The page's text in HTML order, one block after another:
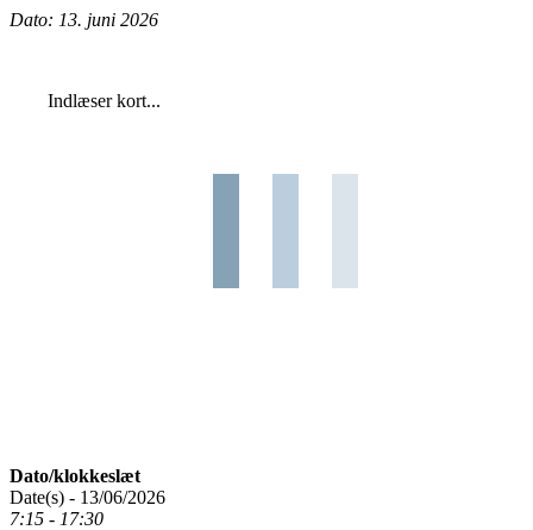
Dato: 13. juni 2026
Indlæser kort...
Dato/klokkeslæt
Date(s) - 13/06/2026
7:15 - 17:30